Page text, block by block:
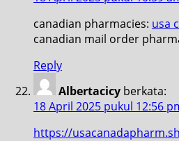
canadian pharmacies: usa
canadian mail order
Reply
Albertacicy berkata:
18 April 2025 pukul 12:56
https://